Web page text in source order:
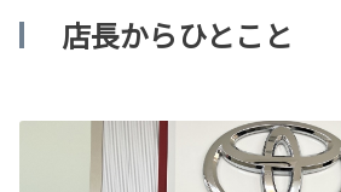
店長からひとこと